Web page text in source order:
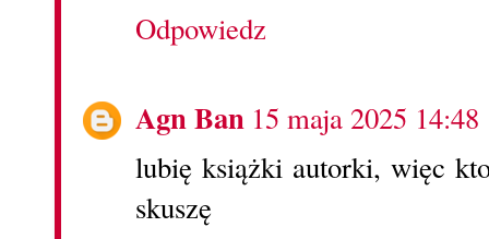
Odpowiedz
Agn Ban 15 maja 2025 14:48
lubię książki autorki, więc
skuszę